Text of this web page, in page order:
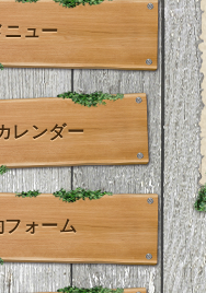
ニュー
レンダー
フォーム